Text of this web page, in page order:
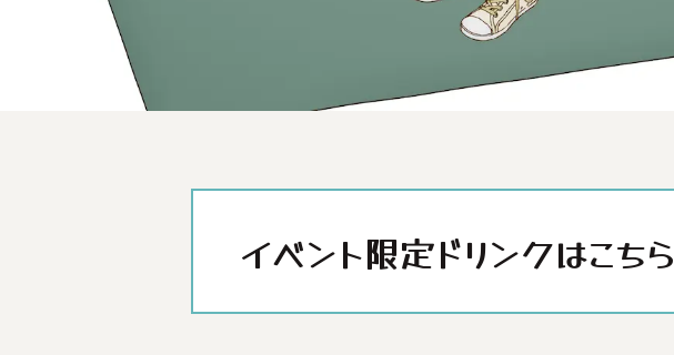
イベント限定ドリンクはこちら